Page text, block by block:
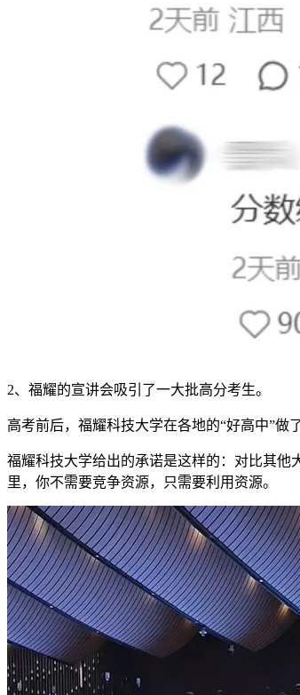
2、福耀的宣讲会吸引了一大批高分考生。
高考前后，福耀科技大学在各地的“好高中”
福耀科技大学给出的承诺是这样的：对比其他
里，你不需要竞争资源，只需要利用资源。